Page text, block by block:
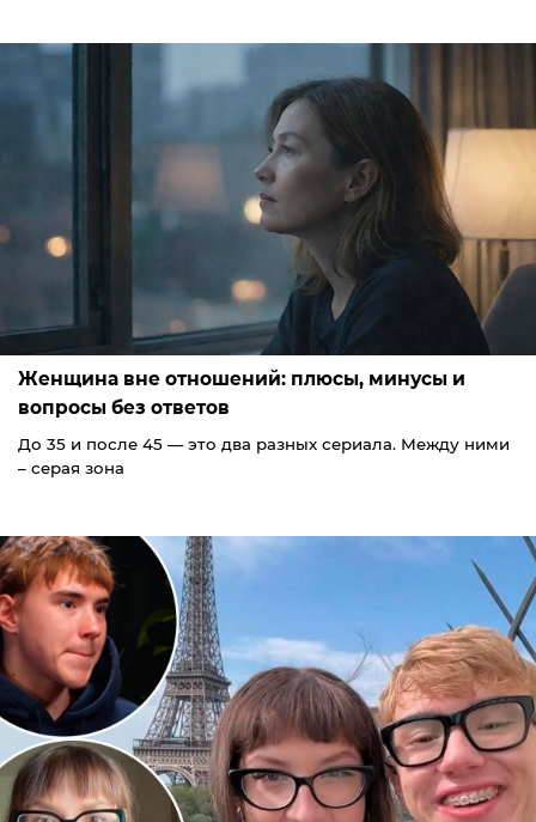
Женщина вне отношений: плюсы, минусы и
вопросы без ответов
До 35 и после 45 — это два разных сериала. Между ними
– серая зона